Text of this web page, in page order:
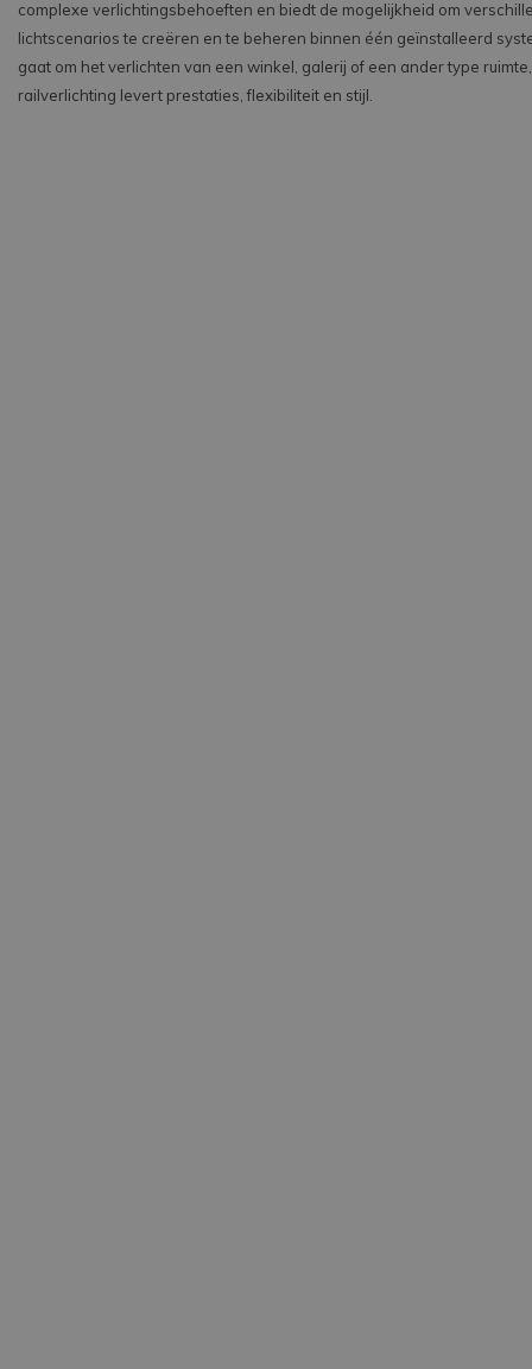
complexe verlichtingsbehoeften en biedt de mogelijkheid om
lichtscenarios te creëren en te beheren binnen één geïnstalleerd
gaat om het verlichten van een winkel, galerij of een ander type
railverlichting levert prestaties, flexibiliteit en stijl.